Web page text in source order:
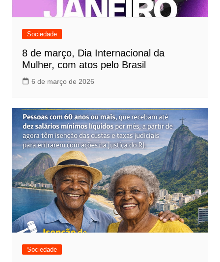
Sociedade
8 de março, Dia Internacional da
Mulher, com atos pelo Brasil
6 de março de 2026
Sociedade